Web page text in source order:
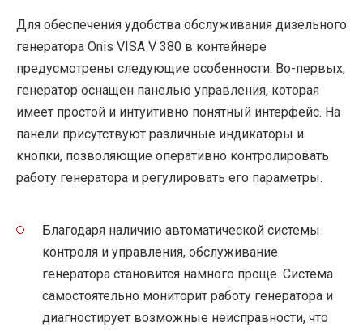
Для обеспечения удобства обслуживания дизельного
генератора Onis VISA V 380 в контейнере
предусмотрены следующие особенности. Во-первых,
генератор оснащен панелью управления, которая
имеет простой и интуитивно понятный интерфейс. На
панели присутствуют различные индикаторы и
кнопки, позволяющие оперативно контролировать
работу генератора и регулировать его параметры.
Благодаря наличию автоматической системы
контроля и управления, обслуживание
генератора становится намного проще. Система
самостоятельно мониторит работу генератора и
диагностирует возможные неисправности, что